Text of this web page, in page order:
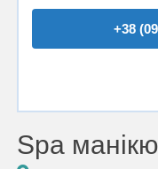
+38
Spa